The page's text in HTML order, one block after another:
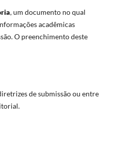
, um documento no qual
acadêmicas
O preenchimento deste
de submissão ou entre